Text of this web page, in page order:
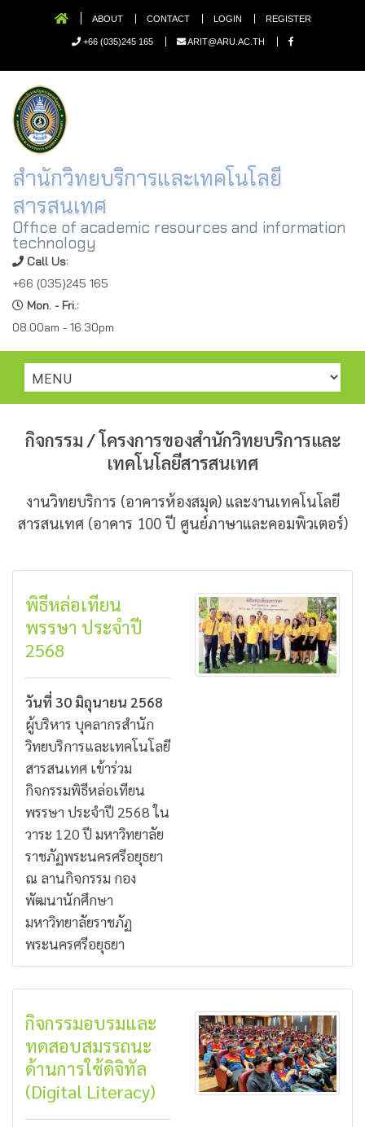
ABOUT CONTACT LOGIN REGISTER
+66 (035)245 165 ARIT@ARU.AC.TH
สำนักวิทยบริการและเทคโนโลยี
สารสนเทศ
Office of academic resources and information
technology
Call Us:
+66 (035)245 165
Mon. - Fri.:
08.00am - 16.30pm
กิจกรรม / โครงการของสำนักวิทยบริการและ
เทคโนโลยีสารสนเทศ
งานวิทยบริการ (อาคารห้องสมุด) และงานเทคโนโลยี
สารสนเทศ (อาคาร 100 ปี ศูนย์ภาษาและคอมพิวเตอร์)
พิธีหล่อเทียน
พรรษา ประจำปี
2568
วันที่ 30 มิถุนายน 2568
ผู้บริหาร บุคลากรสำนัก
วิทยบริการและเทคโนโลยี
สารสนเทศ เข้าร่วม
กิจกรรมพิธีหล่อเทียน
พรรษา ประจำปี 2568 ใน
วาระ 120 ปี มหาวิทยาลัย
ราชภัฏพระนครศรีอยุธยา
ณ ลานกิจกรรม กอง
พัฒนานักศึกษา
มหาวิทยาลัยราชภัฏ
พระนครศรีอยุธยา
กิจกรรมอบรมและ
ทดสอบสมรรถนะ
ด้านการใช้ดิจิทัล
(Digital Literacy)